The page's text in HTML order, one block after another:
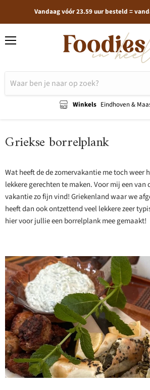
Vandaag vóór 23.59 uur besteld =
Winkels Eindhoven &
Griekse borrelplank
Wat heeft de de zomervakantie me toch weer
lekkere gerechten te maken. Voor mij een van
vakantie zo fijn vind! Griekenland waar we
heeft dan ook ontzettend veel lekkere zeer
hier voor jullie een borrelplank mee gemaakt!